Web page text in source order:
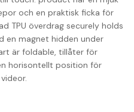
och en praktisk ficka för
TPU överdrag securely holds
en magnet hidden under
är foldable, tillåter för
horisontellt position för